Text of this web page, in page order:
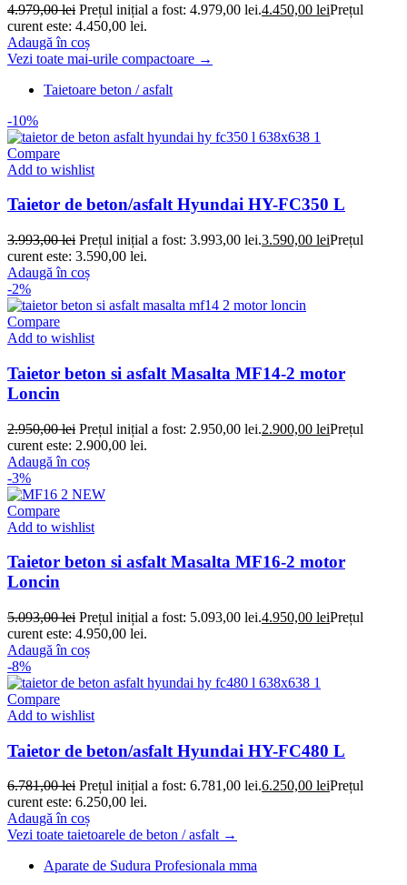
4.979,00lei Prețul inițial a fost: 4.979,00 lei.4.450,00 leiPrețul
curent este: 4.450,00 lei.
Adaugă în coș
Vezi toate mai-urile compactoare →
Taietoare beton / asfalt
-10%
Compare
Add to wishlist
Taietor de beton/asfalt Hyundai HY-FC350 L
3.993,00lei Prețul inițial a fost: 3.993,00 lei.3.590,00 leiPrețul
curent este: 3.590,00 lei.
Adaugă în coș
-2%
Compare
Add to wishlist
Taietor beton si asfalt Masalta MF14-2 motor
Loncin
2.950,00lei Prețul inițial a fost: 2.950,00 lei.2.900,00 leiPrețul
curent este: 2.900,00 lei.
Adaugă în coș
-3%
Compare
Add to wishlist
Taietor beton si asfalt Masalta MF16-2 motor
Loncin
5.093,00lei Prețul inițial a fost: 5.093,00 lei.4.950,00 leiPrețul
curent este: 4.950,00 lei.
Adaugă în coș
-8%
Compare
Add to wishlist
Taietor de beton/asfalt Hyundai HY-FC480 L
6.781,00lei Prețul inițial a fost: 6.781,00 lei.6.250,00 leiPrețul
curent este: 6.250,00 lei.
Adaugă în coș
Vezi toate taietoarele de beton / asfalt →
Aparate de Sudura Profesionala mma